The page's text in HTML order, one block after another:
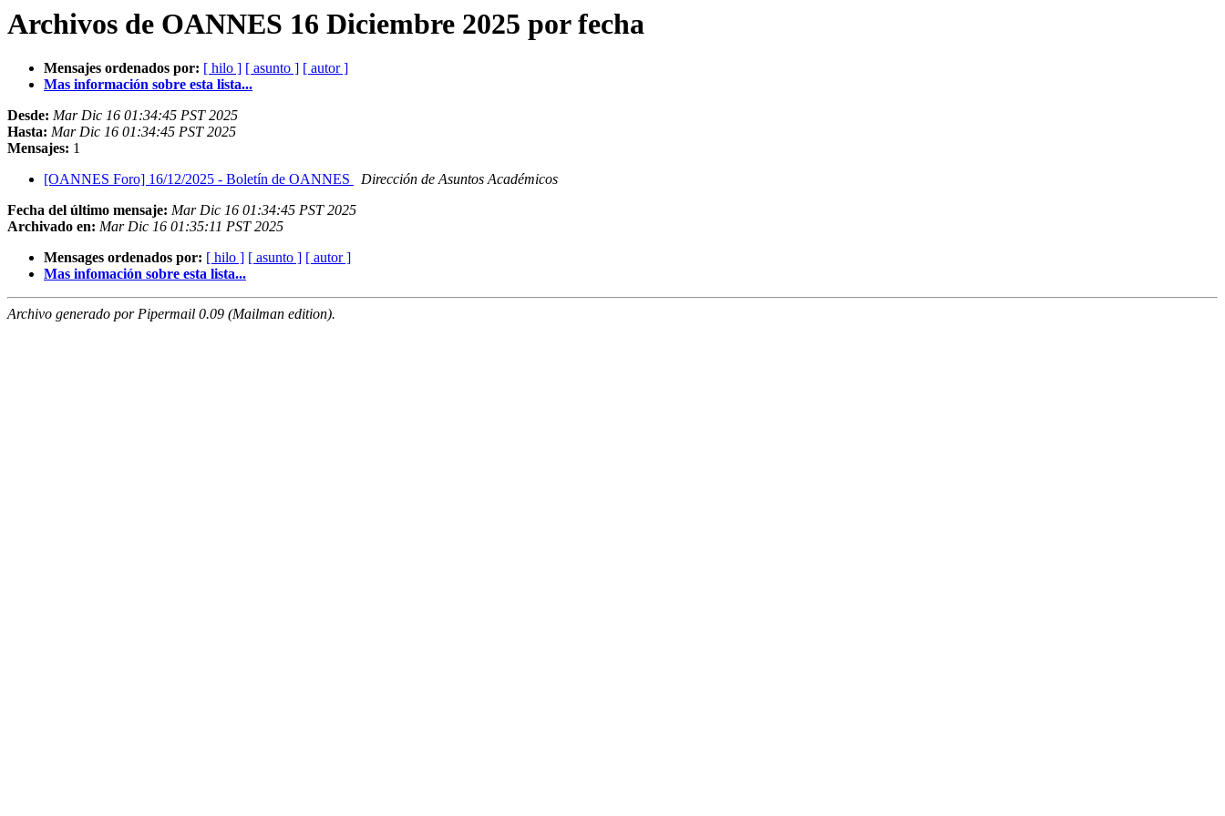
Archivos de OANNES 16 Diciembre 2025 por fecha
Mensajes ordenados por: [ hilo ] [ asunto ] [ autor ]
Mas información sobre esta lista...
Desde: Mar Dic 16 01:34:45 PST 2025
Hasta: Mar Dic 16 01:34:45 PST 2025
Mensajes: 1
[OANNES Foro] 16/12/2025 - Boletín de OANNES
Dirección de Asuntos Académicos
Fecha del último mensaje: Mar Dic 16 01:34:45 PST 2025
Archivado en: Mar Dic 16 01:35:11 PST 2025
Mensages ordenados por: [ hilo ] [ asunto ] [ autor ]
Mas infomación sobre esta lista...
Archivo generado por Pipermail 0.09 (Mailman edition).